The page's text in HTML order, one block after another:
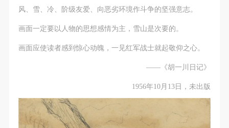
风、雪、冷、阶级友爱、向恶劣环境作斗争的坚强意志。
画面一定要以人物的思想感情为主，雪山是次要的。
画面应使读者感到惊心动魄，一见红军战士就起敬仰之心。
——《胡一川日记》
1956年10月13日，未出版